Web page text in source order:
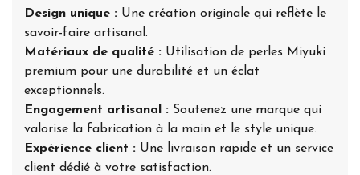
Design unique : Une création originale qui reflète le
savoir-faire artisanal.
Matériaux de qualité : Utilisation de perles Miyuki
premium pour une durabilité et un éclat
exceptionnels.
Engagement artisanal : Soutenez une marque qui
valorise la fabrication à la main et le style unique.
Expérience client : Une livraison rapide et un service
client dédié à votre satisfaction.